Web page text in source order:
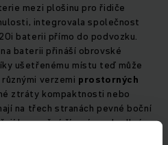
mezi plošinu pro řidiče
integrovala společnost
baterii přímo do podvozku.
baterii přináší obrovské
ušetřenému místu teď může
verzemi prostorných
ztráty kompaktnosti nebo
na třech stranách pevné boční
bezpečné řízení a pohodlné
nejkompaktnějším vozíkem ve